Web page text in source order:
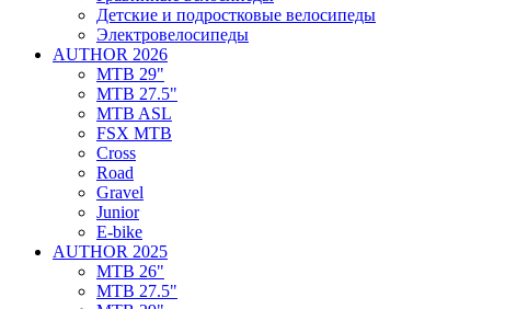
Детские и подростковые велосипеды
Электровелосипеды
AUTHOR 2026
MTB 29"
MTB 27.5"
MTB ASL
FSX MTB
Cross
Road
Gravel
Junior
E-bike
AUTHOR 2025
MTB 26"
MTB 27.5"